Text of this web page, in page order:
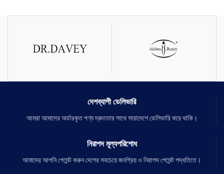
দেশব্যাপী ডেলিভারি
আমরা আমাদের অর্ডারকৃত পণ্য দ্রুততার সাথে সারাদেশে ডেলিভারি করে থাকি।
নিরাপদ মূল্যপরিশোধ
আমাদের আপনি পেমেন্ট করুন দেশের সবচেয়ে জনপ্রিয় ও নিরাপদ পেমেন্ট পদ্ধতিতে।